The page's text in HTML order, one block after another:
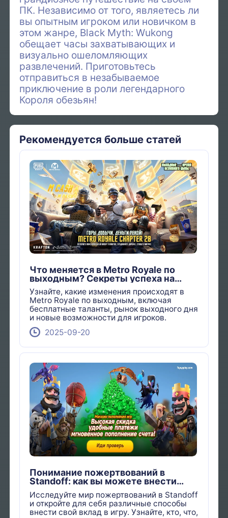
ПК. Независимо от того, являетесь ли
вы опытным игроком или новичком в
этом жанре, Black Myth: Wukong
обещает часы захватывающих и
визуально ошеломляющих
развлечений. Приготовьтесь
отправиться в незабываемое
приключение в роли легендарного
Короля обезьян!
Рекомендуется больше статей
Что меняется в Metro Royale по
выходным? Секреты успеха на
Ярмарке выходного дня
Узнайте, какие изменения происходят в
Metro Royale по выходным, включая
бесплатные таланты, рынок выходного дня
и новые возможности для игроков.
2025-09-20
Понимание пожертвований в
Standoff: как вы можете внести
свой вклад?
Исследуйте мир пожертвований в Standoff
и откройте для себя различные способы
внести свой вклад в игру. Узнайте, кто, что,